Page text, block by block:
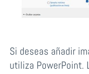
Si deseas añadir
utiliza PowerPoint.